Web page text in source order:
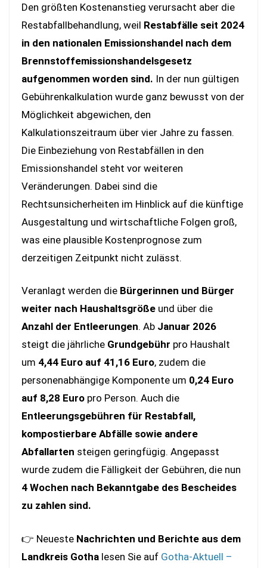
Den größten Kostenanstieg verursacht aber die
Restabfallbehandlung, weil Restabfälle seit 2024
in den nationalen Emissionshandel nach dem
Brennstoffemissionshandelsgesetz
aufgenommen worden sind. In der nun gültigen
Gebührenkalkulation wurde ganz bewusst von der
Möglichkeit abgewichen, den
Kalkulationszeitraum über vier Jahre zu fassen.
Die Einbeziehung von Restabfällen in den
Emissionshandel steht vor weiteren
Veränderungen. Dabei sind die
Rechtsunsicherheiten im Hinblick auf die künftige
Ausgestaltung und wirtschaftliche Folgen groß,
was eine plausible Kostenprognose zum
derzeitigen Zeitpunkt nicht zulässt.
Veranlagt werden die Bürgerinnen und Bürger
weiter nach Haushaltsgröße und über die
Anzahl der Entleerungen. Ab Januar 2026
steigt die jährliche Grundgebühr pro Haushalt
um 4,44 Euro auf 41,16 Euro, zudem die
personenabhängige Komponente um 0,24 Euro
auf 8,28 Euro pro Person. Auch die
Entleerungsgebühren für Restabfall,
kompostierbare Abfälle sowie andere
Abfallarten steigen geringfügig. Angepasst
wurde zudem die Fälligkeit der Gebühren, die nun
4 Wochen nach Bekanntgabe des Bescheides
zu zahlen sind.
👉 Neueste Nachrichten und Berichte aus dem
Landkreis Gotha lesen Sie auf Gotha-Aktuell –